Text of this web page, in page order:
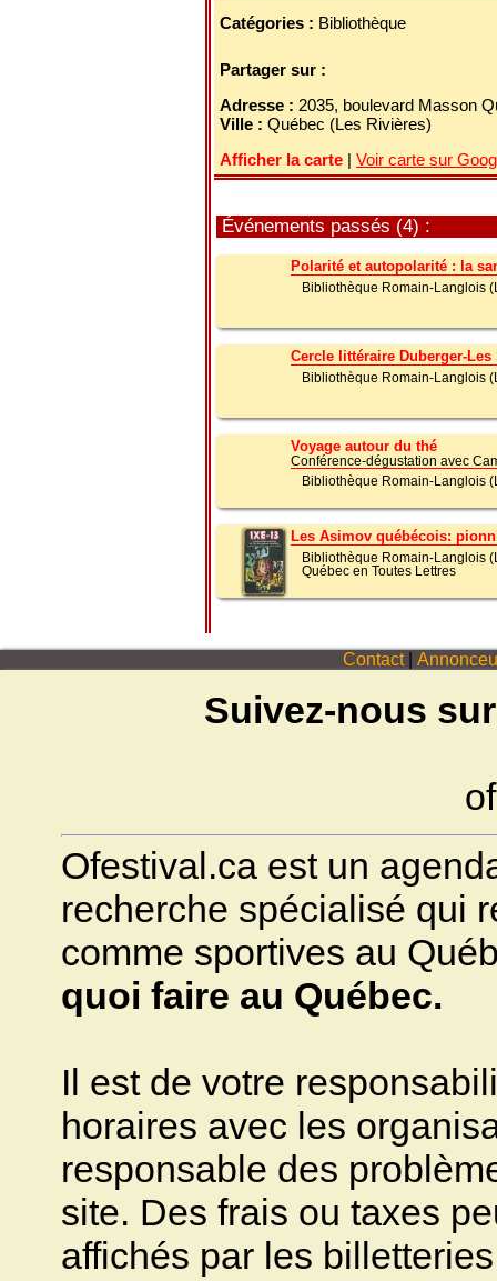
Catégories : Bibliothèque
Partager sur :
Adresse : 2035, boulevard Masson
Ville : Québec (Les Rivières)
Afficher la carte | Voir carte sur
Événements passés (4) :
Polarité et autopolarité : la
Bibliothèque Romain-Langlois
Cercle littéraire Duberger-Les
Bibliothèque Romain-Langlois
Voyage autour du thé
Conférence-dégustation avec
Bibliothèque Romain-Langlois
Les Asimov québécois:
Bibliothèque Romain-Langlois
Québec en Toutes Lettres
Contact
Suivez-nous
Ofestival.ca est un
recherche spécialisé qui
comme sportives au
quoi faire au Québec.
Il est de votre
horaires avec les
responsable des
site. Des frais ou taxes
affichés par les